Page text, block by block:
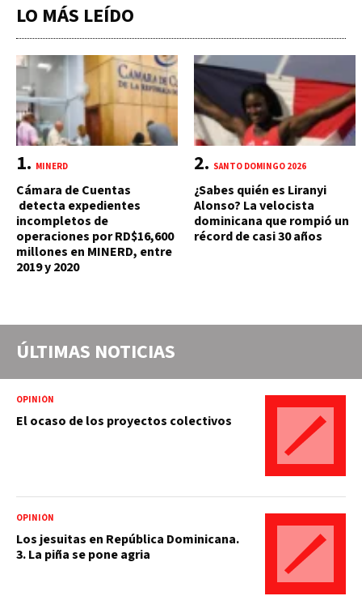
LO MÁS LEÍDO
MINERD
Cámara de Cuentas
detecta expedientes
incompletos de
operaciones por RD$16,600
millones en MINERD, entre
2019 y 2020
SANTO DOMINGO 2026
¿Sabes quién es Liranyi
Alonso? La velocista
dominicana que rompió un
récord de casi 30 años
ÚLTIMAS NOTICIAS
OPINIÓN
El ocaso de los proyectos colectivos
OPINIÓN
Los jesuitas en República Dominicana.
3. La piña se pone agria